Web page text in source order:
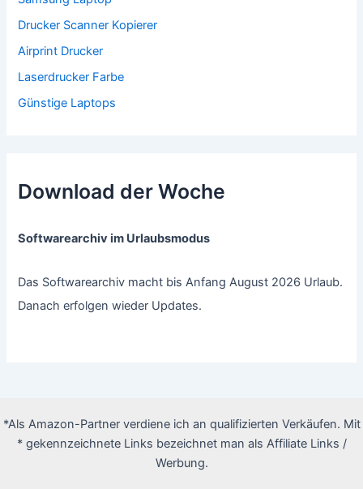
Drucker Scanner Kopierer
Airprint Drucker
Laserdrucker Farbe
Günstige Laptops
Download der Woche
Softwarearchiv im Urlaubsmodus
Das Softwarearchiv macht bis Anfang August 2026 Urlaub.
Danach erfolgen wieder Updates.
*Als Amazon-Partner verdiene ich an qualifizierten Verkäufen. Mit
* gekennzeichnete Links bezeichnet man als Affiliate Links /
Werbung.